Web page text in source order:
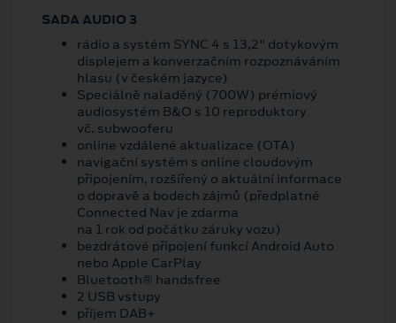
SADA AUDIO 3
rádio a systém SYNC 4 s 13,2" dotykovým
displejem a konverzačním rozpoznáváním
hlasu (v českém jazyce)
Speciálně naladěný (700W) prémiový
audiosystém B&O s 10 reproduktory
vč. subwooferu
online vzdálené aktualizace (OTA)
navigační systém s online cloudovým
připojením, rozšířený o aktuální informace
o dopravě a bodech zájmů (předplatné
Connected Nav je zdarma
na 1 rok od počátku záruky vozu)
bezdrátové připojení funkcí Android Auto
nebo Apple CarPlay
Bluetooth® handsfree
2 USB vstupy
příjem DAB+